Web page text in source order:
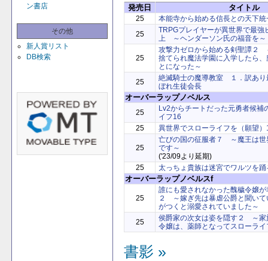
ン書店
その他
新人賞リスト
DB検索
発売日 タイトル
25
本能寺から始める信長との天下
25
TRPGプレイヤーが異世界で最強
上 ～ヘンダーソン氏の福音を～
25
攻撃力ゼロから始める剣聖譚２
捨てられ魔法学園に入学したら
とになった～
25
絶滅騎士の魔導教室 １．訳あり
ぼれ生徒会長
オーバーラップノベルス
25
Lv2からチートだった元勇者候補
イフ16
25
異世界でスローライフを（願望）
25
亡びの国の征服者７ ～魔王は世
です～
('23/09より延期)
25
太っちょ貴族は迷宮でワルツを踊
オーバーラップノベルスf
25
誰にも愛されなかった醜穢令嬢
２ ～嫁ぎ先は暴虐公爵と聞いて
がつくと溺愛されていました～
25
侯爵家の次女は姿を隠す２ ～家
令嬢は、薬師となってスローラ
書影 »